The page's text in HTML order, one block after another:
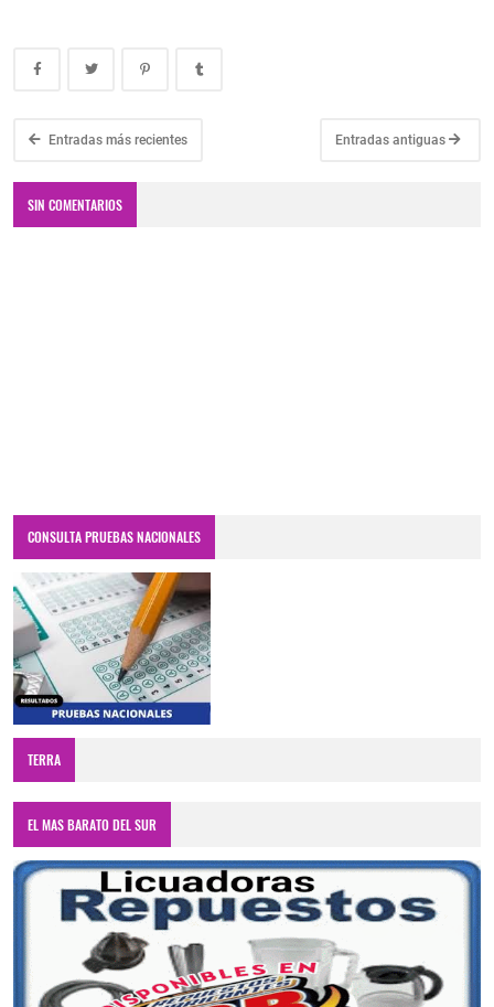
Entradas más recientes Entradas antiguas
SIN COMENTARIOS
CONSULTA PRUEBAS NACIONALES
TERRA
EL MAS BARATO DEL SUR